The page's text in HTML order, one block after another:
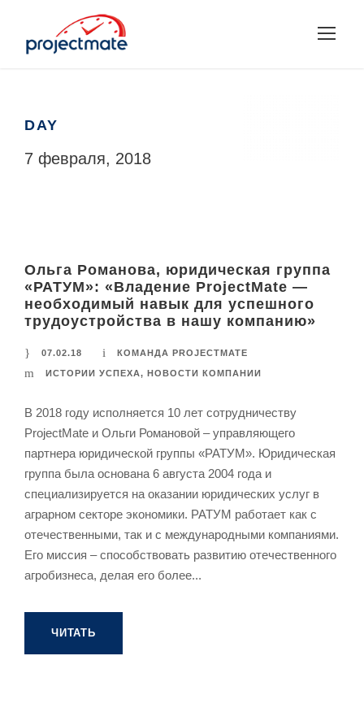
DAY
7 февраля, 2018
Ольга Романова, юридическая группа
«РАТУМ»: «Владение ProjectMate —
необходимый навык для успешного
трудоустройства в нашу компанию»
07.02.18 КОМАНДА PROJECTMATE
ИСТОРИИ УСПЕХА, НОВОСТИ КОМПАНИИ
В 2018 году исполняется 10 лет сотрудничеству
ProjectMate и Ольги Романовой – управляющего
партнера юридической группы «РАТУМ». Юридическая
группа была основана 6 августа 2004 года и
специализируется на оказании юридических услуг в
аграрном секторе экономики. РАТУМ работает как с
отечественными, так и с международными компаниями.
Его миссия – способствовать развитию отечественного
агробизнеса, делая его более...
ЧИТАТЬ